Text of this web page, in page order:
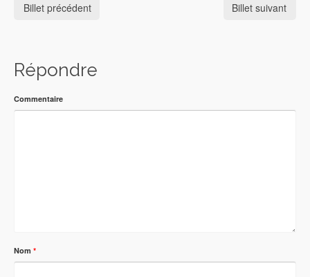
Billet précédent Billet suivant
Répondre
Commentaire
Nom *